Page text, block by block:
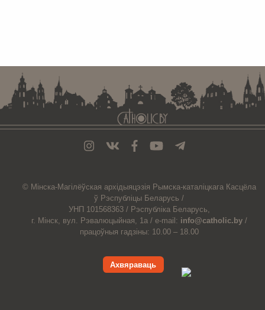
© Мiнска-Магiлёўская архiдыяцэзiя Рымска-каталіцкага Касцёла
ў Рэспубліцы Беларусь /
УНП 101568363 / Рэспубліка Беларусь,
г. Мінск, вул. Рэвалюцыйная, 1а / e-mail: info@catholic.by /
працоўныя гадзіны: 10.00 – 18.00
Ахвяраваць